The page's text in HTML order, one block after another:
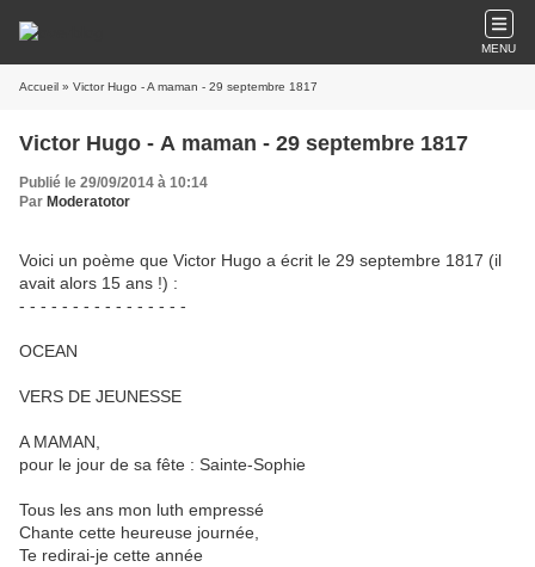
MENU
Accueil » Victor Hugo - A maman - 29 septembre 1817
Victor Hugo - A maman - 29 septembre 1817
Publié le 29/09/2014 à 10:14
Par Moderatotor
Voici un poème que Victor Hugo a écrit le 29 septembre 1817 (il
avait alors 15 ans !) :
- - - - - - - - - - - - - - - -
OCEAN
VERS DE JEUNESSE
A MAMAN,
pour le jour de sa fête : Sainte-Sophie
Tous les ans mon luth empressé
Chante cette heureuse journée,
Te redirai-je cette année